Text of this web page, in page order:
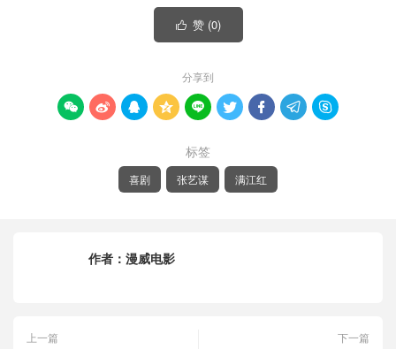
 赞 (0)
分享到
        
标签
喜剧 张艺谋 满江红
作者： 漫威电影
上一篇
下一篇